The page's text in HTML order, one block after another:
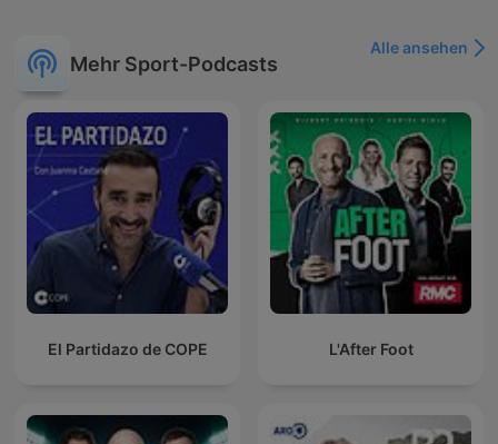
Mehr Sport-Podcasts
Alle ansehen
El Partidazo de COPE L'After Foot